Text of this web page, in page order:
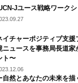
Jユース戦略ワーク
イチャーポジティブ支
ニュースを事務局長道
ト〜
自然とあなたの未来を